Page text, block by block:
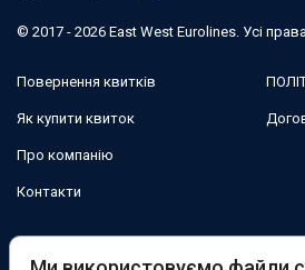
© 2017 - 2026 East West Eurolines. Усі
Повернення квитків
Як купити квиток
Про компанію
Контакти